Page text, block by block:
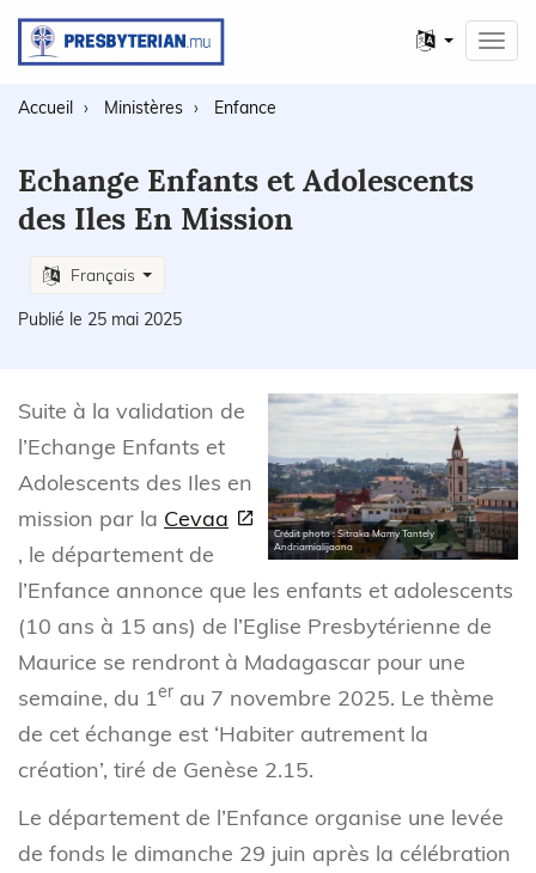
Autres
langues
Accueil Ministères Enfance
Echange Enfants et Adolescents
des Iles En Mission
Français
Publié le 25 mai 2025
Crédit photo : Sitraka Mamy Tantely
Andriamialijaona
Suite à la validation de
l’Echange Enfants et
Adolescents des Iles en
mission par la Cevaa
, le département de
l’Enfance annonce que les enfants et adolescents
(10 ans à 15 ans) de l’Eglise Presbytérienne de
Maurice se rendront à Madagascar pour une
semaine, du 1er au 7 novembre 2025. Le thème
de cet échange est ‘Habiter autrement la
création’, tiré de Genèse 2.15.
Le département de l’Enfance organise une levée
de fonds le dimanche 29 juin après la célébration